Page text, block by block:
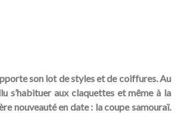
son lot de styles et de coiffures. Au
s’habituer aux claquettes et même à la
nouveauté en date : la coupe samouraï.